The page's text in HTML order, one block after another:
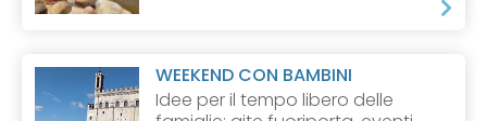
WEEKEND CON BAMBINI
Idee per il tempo libero delle